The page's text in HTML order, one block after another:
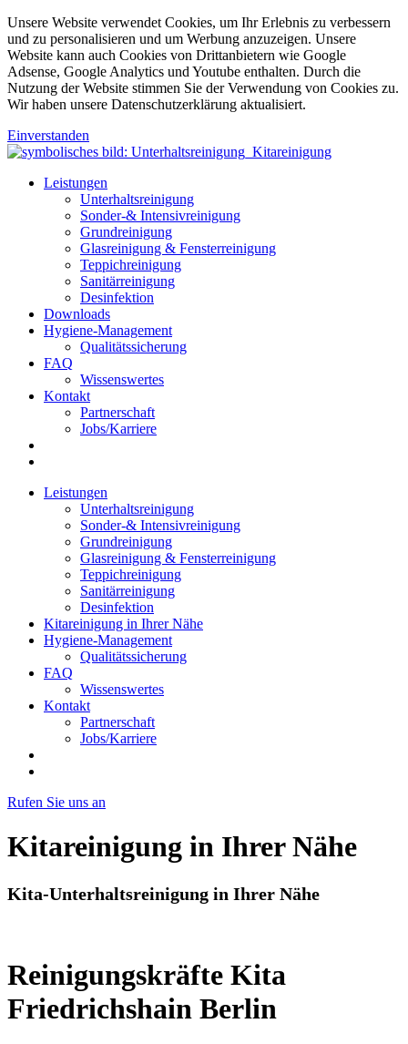
Unsere Website verwendet Cookies, um Ihr Erlebnis zu verbessern
und zu personalisieren und um Werbung anzuzeigen. Unsere
Website kann auch Cookies von Drittanbietern wie Google
Adsense, Google Analytics und Youtube enthalten. Durch die
Nutzung der Website stimmen Sie der Verwendung von Cookies zu.
Wir haben unsere Datenschutzerklärung aktualisiert.
Einverstanden
Leistungen
Unterhaltsreinigung
Sonder-& Intensivreinigung
Grundreinigung
Glasreinigung & Fensterreinigung
Teppichreinigung
Sanitärreinigung
Desinfektion
Downloads
Hygiene-Management
Qualitätssicherung
FAQ
Wissenswertes
Kontakt
Partnerschaft
Jobs/Karriere
Leistungen
Unterhaltsreinigung
Sonder-& Intensivreinigung
Grundreinigung
Glasreinigung & Fensterreinigung
Teppichreinigung
Sanitärreinigung
Desinfektion
Kitareinigung in Ihrer Nähe
Hygiene-Management
Qualitätssicherung
FAQ
Wissenswertes
Kontakt
Partnerschaft
Jobs/Karriere
Rufen Sie uns an
Kitareinigung in Ihrer Nähe
Kita-Unterhaltsreinigung in Ihrer Nähe
Reinigungskräfte Kita
Friedrichshain Berlin